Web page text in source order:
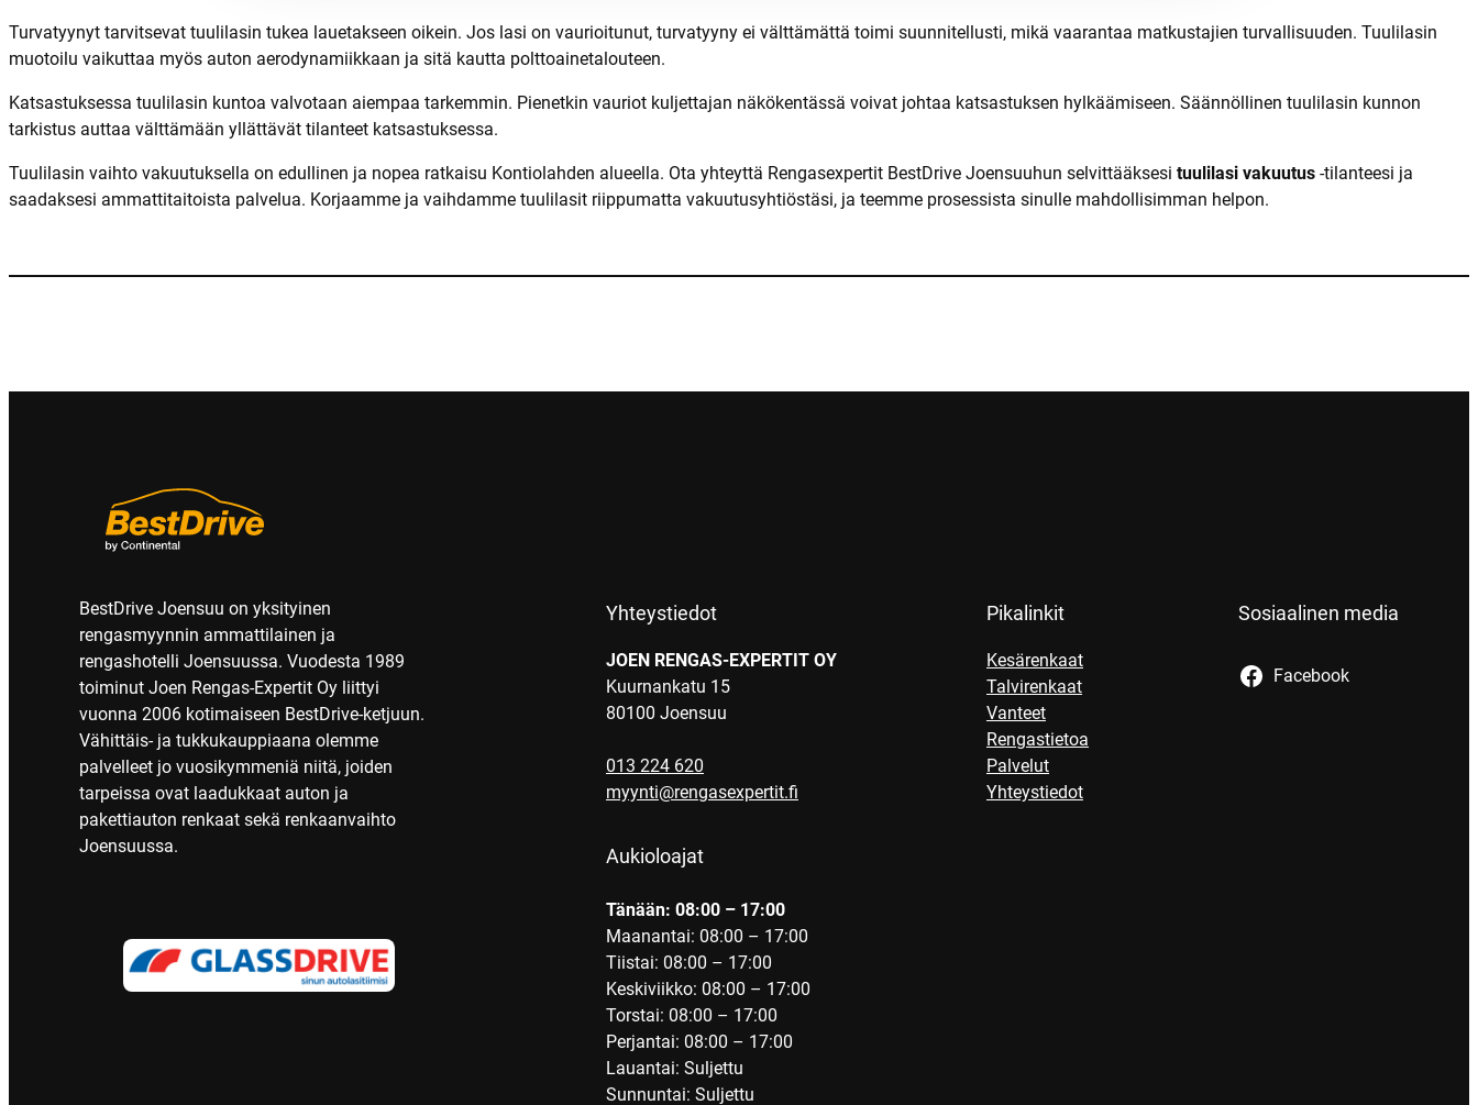
Turvatyynyt tarvitsevat tuulilasin tukea lauetakseen oikein. Jos lasi on vaurioitunut, turvatyyny ei välttämättä toimi suunnitellusti, mikä vaarantaa matkustajien turvallisuuden. Tuulilasin
muotoilu vaikuttaa myös auton aerodynamiikkaan ja sitä kautta polttoainetalouteen.
Katsastuksessa tuulilasin kuntoa valvotaan aiempaa tarkemmin. Pienetkin vauriot kuljettajan näkökentässä voivat johtaa katsastuksen hylkäämiseen. Säännöllinen tuulilasin kunnon
tarkistus auttaa välttämään yllättävät tilanteet katsastuksessa.
Tuulilasin vaihto vakuutuksella on edullinen ja nopea ratkaisu Kontiolahden alueella. Ota yhteyttä Rengasexpertit BestDrive Joensuuhun selvittääksesi tuulilasi vakuutus -tilanteesi ja
saadaksesi ammattitaitoista palvelua. Korjaamme ja vaihdamme tuulilasit riippumatta vakuutusyhtiöstäsi, ja teemme prosessista sinulle mahdollisimman helpon.
BestDrive Joensuu on yksityinen
rengasmyynnin ammattilainen ja
rengashotelli Joensuussa. Vuodesta 1989
toiminut Joen Rengas-Expertit Oy liittyi
vuonna 2006 kotimaiseen BestDrive-ketjuun.
Vähittäis- ja tukkukauppiaana olemme
palvelleet jo vuosikymmeniä niitä, joiden
tarpeissa ovat laadukkaat auton ja
pakettiauton renkaat sekä renkaanvaihto
Joensuussa.
Yhteystiedot
JOEN RENGAS-EXPERTIT OY
Kuurnankatu 15
80100 Joensuu
013 224 620
myynti@rengasexpertit.fi
Aukioloajat
Tänään: 08:00 – 17:00
Maanantai: 08:00 – 17:00
Tiistai: 08:00 – 17:00
Keskiviikko: 08:00 – 17:00
Torstai: 08:00 – 17:00
Perjantai: 08:00 – 17:00
Lauantai: Suljettu
Sunnuntai: Suljettu
Pikalinkit
Kesärenkaat
Talvirenkaat
Vanteet
Rengastietoa
Palvelut
Yhteystiedot
Sosiaalinen media
Facebook